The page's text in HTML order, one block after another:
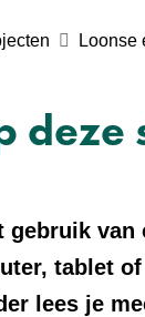
Loonse
deze
gebruik
tablet
lees je